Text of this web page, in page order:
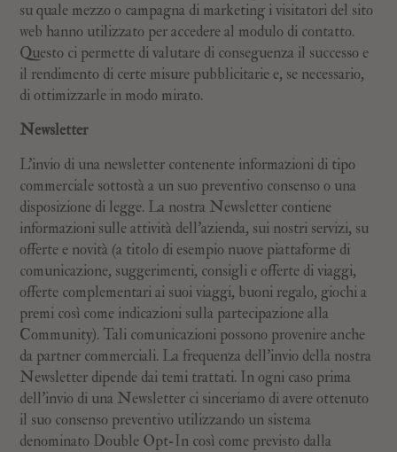
su quale mezzo o campagna di marketing i visitatori del sito
web hanno utilizzato per accedere al modulo di contatto.
Questo ci permette di valutare di conseguenza il successo e
il rendimento di certe misure pubblicitarie e, se necessario,
di ottimizzarle in modo mirato.
Newsletter
L’invio di una newsletter contenente informazioni di tipo
commerciale sottostà a un suo preventivo consenso o una
disposizione di legge. La nostra Newsletter contiene
informazioni sulle attività dell’azienda, sui nostri servizi, su
offerte e novità (a titolo di esempio nuove piattaforme di
comunicazione, suggerimenti, consigli e offerte di viaggi,
offerte complementari ai suoi viaggi, buoni regalo, giochi a
premi così come indicazioni sulla partecipazione alla
Community). Tali comunicazioni possono provenire anche
da partner commerciali. La frequenza dell’invio della nostra
Newsletter dipende dai temi trattati. In ogni caso prima
dell’invio di una Newsletter ci sinceriamo di avere ottenuto
il suo consenso preventivo utilizzando un sistema
denominato Double Opt-In così come previsto dalla